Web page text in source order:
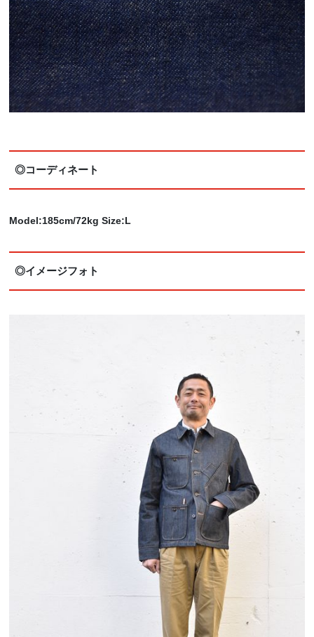
◎コーディネート
Model:185cm/72kg Size:L
◎イメージフォト